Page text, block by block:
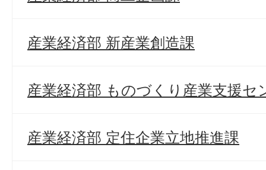
産業経済部 新産業創造課
産業経済部 ものづくり産業支援セ
産業経済部 定住企業立地推進課